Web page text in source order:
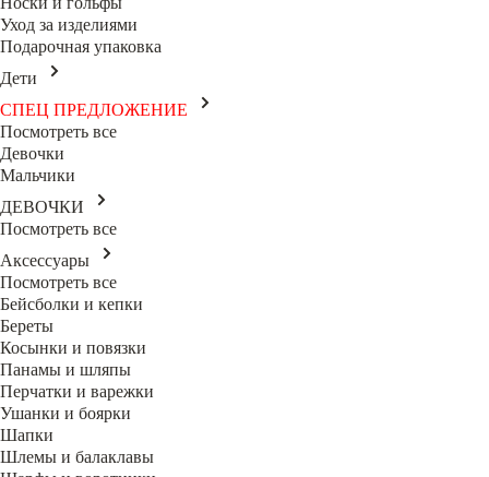
Уход за изделиями
Подарочная упаковка
Дети
СПЕЦ ПРЕДЛОЖЕНИЕ
Посмотреть все
Девочки
Мальчики
ДЕВОЧКИ
Посмотреть все
Аксессуары
Посмотреть все
Бейсболки и кепки
Береты
Косынки и повязки
Панамы и шляпы
Перчатки и варежки
Ушанки и боярки
Шапки
Шлемы и балаклавы